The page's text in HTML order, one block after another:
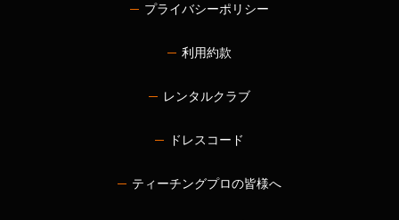
プライバシーポリシー
利用約款
レンタルクラブ
ドレスコード
ティーチングプロの皆様へ